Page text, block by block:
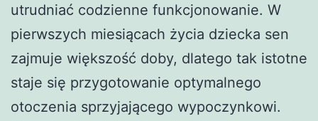
utrudniać codzienne funkcjonowanie. W
pierwszych miesiącach życia dziecka sen
zajmuje większość doby, dlatego tak istotne
staje się przygotowanie optymalnego
otoczenia sprzyjającego wypoczynkowi.